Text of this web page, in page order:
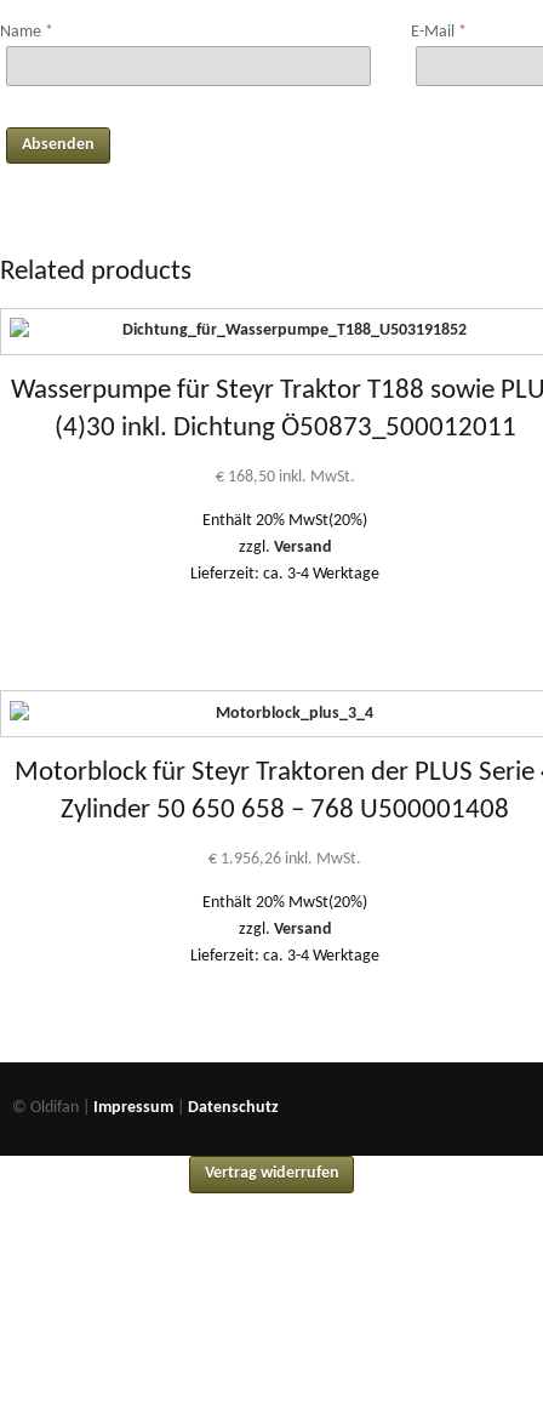
Name * E-Mail *
Related products
Wasserpumpe für Steyr Traktor T188 sowie
(4)30 inkl. Dichtung Ö50873_500012011
€168,50 inkl. MwSt.
Enthält 20% MwSt(20%)
zzgl. Versand
Lieferzeit: ca. 3-4 Werktage
Motorblock für Steyr Traktoren der PLUS Serie
Zylinder 50 650 658 – 768 U500001408
€ 1.956,26 inkl. MwSt.
Enthält 20% MwSt(20%)
zzgl. Versand
Lieferzeit: ca. 3-4 Werktage
© Oldifan | Impressum Datenschutz
Vertrag widerrufen